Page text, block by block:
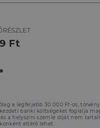
Ft
a legfeljebb 30.000 Ft-os,
banki költségeket foglalja
a helyszíni szemle díját nem
eltérő lehet.
a weboldal
- amely jelentős
Ez a
minden
hogy a
amelyet a
például valós
hogy a tárolt